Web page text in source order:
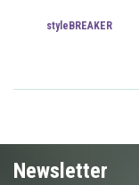
styleBREAKER
Newsletter